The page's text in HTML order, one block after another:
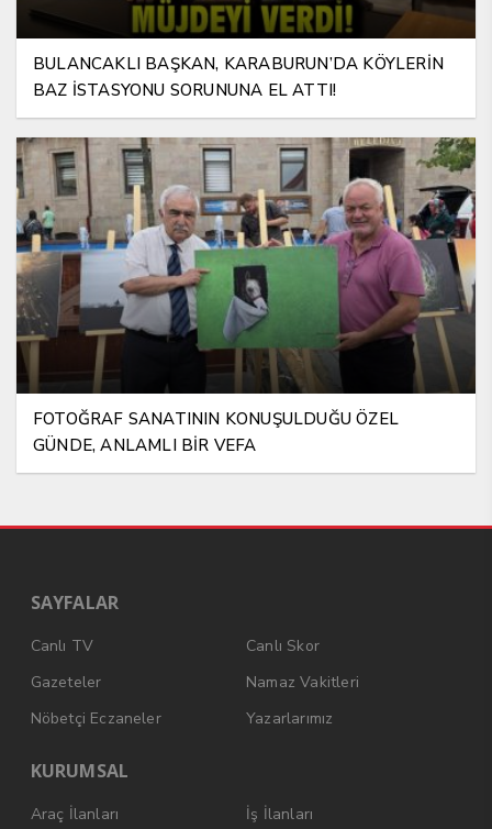
BULANCAKLI BAŞKAN, KARABURUN’DA KÖYLERİN
BAZ İSTASYONU SORUNUNA EL ATTI!
FOTOĞRAF SANATININ KONUŞULDUĞU ÖZEL
GÜNDE, ANLAMLI BİR VEFA
SAYFALAR
Canlı TV
Canlı Skor
Gazeteler
Namaz Vakitleri
Nöbetçi Eczaneler
Yazarlarımız
KURUMSAL
Araç İlanları İş İlanları